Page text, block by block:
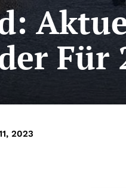
Für
2023